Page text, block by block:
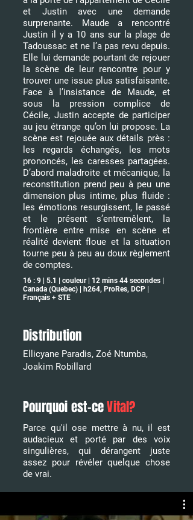
et Justin avec une demande
surprenante. Maude a rencontré
Justin il y a 10 ans sur la plage de
Tadoussac et ne l’a pas revu depuis.
Elle lui demande pourtant de rejouer
la scène de leur rencontre pour y
trouver une issue plus satisfaisante.
Face à l’insistance de Maude, et
sous la pression complice de
Cécile, Justin accepte de participer
au jeu étrange qu’on lui propose. La
scène est rejouée aux détails près :
les regards échangés, les mots
prononcés, les caresses partagées.
D’abord maladroite et mécanique, la
reconstitution prend peu à peu une
dimension plus intime, plus fluide :
les émotions resurgissent, le passé
et le présent s’entremêlent, la
frontière entre mise en scène et
réalité devient floue et la situation
tourne peu à peu au doux règlement
de comptes.
16 : 9 | 5.1 | couleur | 12 mins 44 secondes |
Canada (Quebec) | h264, ProRes, DCP |
Français + STE
Distribution
Ellicyane Paradis, Zoé Ntumba,
Joakim Robillard
Pourquoi est-ceVital?
Parce qu'il ose mettre à nu, il est
audacieux et porté par des voix
singulières, qui dérangent juste
assez pour révéler quelque chose
de vrai.